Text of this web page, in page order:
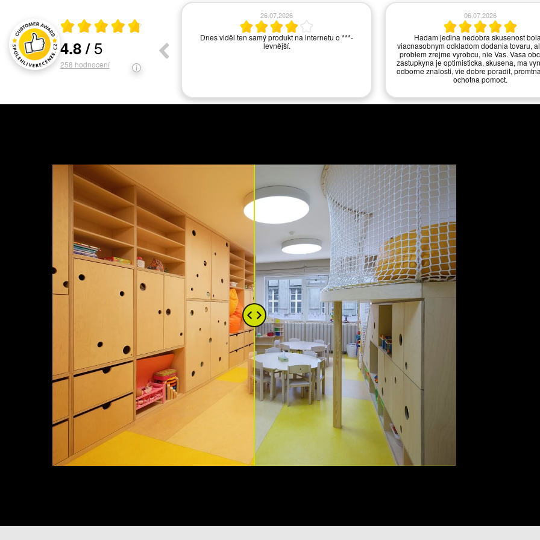
Hodnocení a recenze zákazníků
Průměrné hodnocení 4.8 z 5
4.8/5
258 hodnocení
13.06.2026
Asi nejlepší světelné studio v Praze a okolí. Velmi
ochotný personál. Velké množství vystavených
10.06.2026
Ano, jste vzorový obchod.